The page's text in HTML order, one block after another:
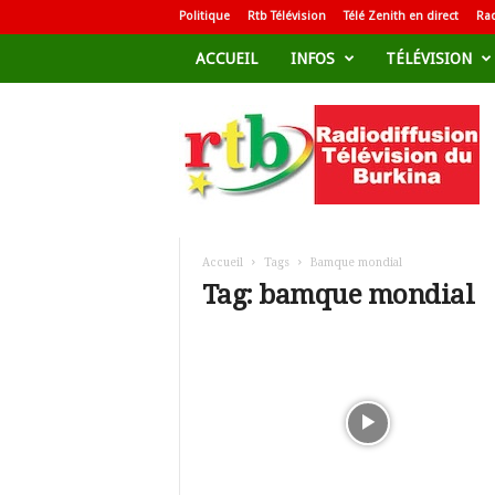
Politique Rtb Télévision Télé Zenith en direct
ACCUEIL INFOS TÉLÉVISION
d
i
Accueil Tags Bamque mondial
Tag: bamque mondial